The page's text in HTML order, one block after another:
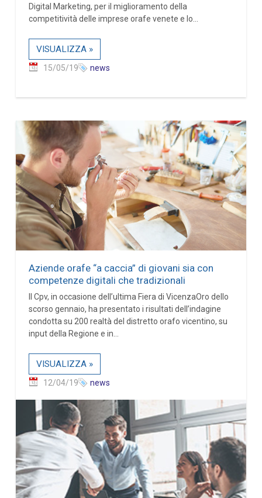
Digital Marketing, per il miglioramento della
competitività delle imprese orafe venete e lo...
VISUALIZZA »
15/05/19 news
Aziende orafe “a caccia” di giovani sia con
competenze digitali che tradizionali
Il Cpv, in occasione dell’ultima Fiera di VicenzaOro dello
scorso gennaio, ha presentato i risultati dell’indagine
condotta su 200 realtà del distretto orafo vicentino, su
input della Regione e in...
VISUALIZZA »
12/04/19 news